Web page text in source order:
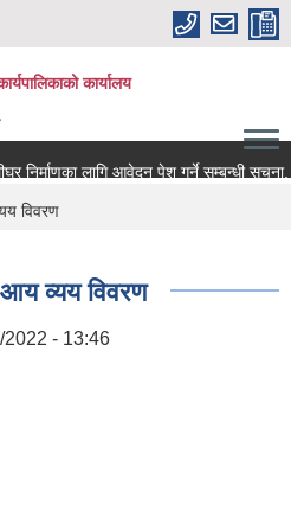
कार्यालय
निर्माणका लागि आवेदन पेश गर्ने सम्बन्धी सूचना.
विवरण
व्यय विवरण
2022 - 13:46